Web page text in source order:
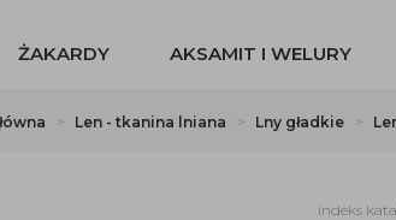
ŻAKARDY AKSAMIT I WELURY
Len - tkanina lniana Lny gładkie
indeks